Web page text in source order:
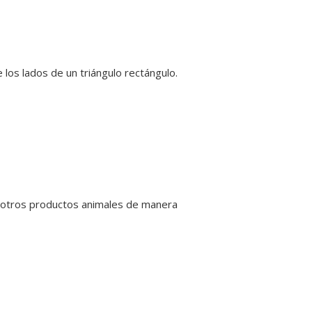
lados de un triángulo rectángulo.
productos animales de manera